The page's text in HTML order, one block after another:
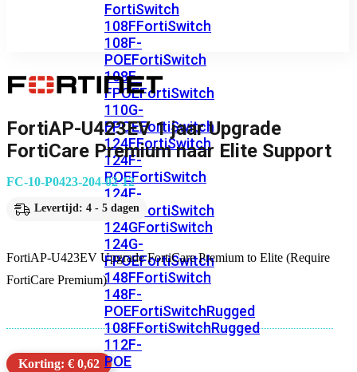
FortiSwitch
108FFortiSwitch
108F-
POEFortiSwitch
108F-
FPOEFortiSwitch
110G-
FPOEFortiSwitch
124FFortiSwitch
124F-
POEFortiSwitch
124F-
FPOE FortiSwitch
124GFortiSwitch
124G-
FPOEFortiSwitch
148FFortiSwitch
148F-
POEFortiSwitchRugged
108FFortiSwitchRugged
112F-
POE
FortiAP-U423EV 1 jaar Upgrade
FortiCare Premium naar Elite Support
FC-10-P0423-204-02-12
Levertijd: 4 - 5 dagen
FortiAP-U423EV Upgrade FortiCare Premium to Elite (Require
FortiCare Premium)
Korting: € 0,62